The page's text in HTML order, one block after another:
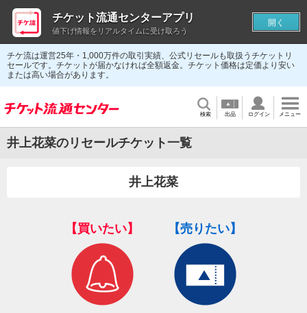
チケ流は運営25年・1,000万件の取引実績、公式リセールも取扱うチケットリ
セールです。チケットが届かなければ全額返金。チケット価格は定価より安い
または高い場合があります。
検索 出品 ログイン メニュー
井上花菜のリセールチケット一覧
井上花菜
【買いたい】 【売りたい】
チケット流通センターアプリ
値下げ情報をリアルタイムに受け取ろう
開く